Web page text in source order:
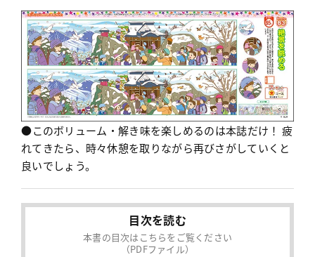
●このボリューム・解き味を楽しめるのは本誌だけ！ 疲
れてきたら、時々休憩を取りながら再びさがしていくと
良いでしょう。
目次を読む
本書の目次はこちらをご覧ください
（PDFファイル）